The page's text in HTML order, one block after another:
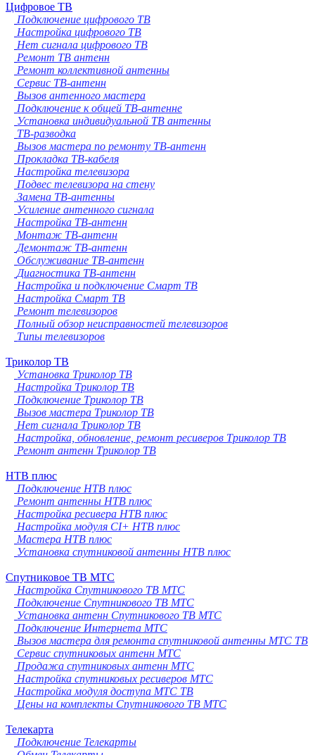
Цифровое ТВ
Подключение цифрового ТВ
Настройка цифрового ТВ
Нет сигнала цифрового ТВ
Ремонт ТВ антенн
Ремонт коллективной антенны
Сервис ТВ-антенн
Вызов антенного мастера
Подключение к общей ТВ-антенне
Установка индивидуальной ТВ антенны
ТВ-разводка
Вызов мастера по ремонту ТВ-антенн
Прокладка ТВ-кабеля
Настройка телевизора
Подвес телевизора на стену
Замена ТВ-антенны
Усиление антенного сигнала
Настройка ТВ-антенн
Монтаж ТВ-антенн
Демонтаж ТВ-антенн
Обслуживание ТВ-антенн
Диагностика ТВ-антенн
Настройка и подключение Смарт ТВ
Настройка Смарт ТВ
Ремонт телевизоров
Полный обзор неисправностей телевизоров
Типы телевизоров
Триколор ТВ
Установка Триколор ТВ
Настройка Триколор ТВ
Подключение Триколор ТВ
Вызов мастера Триколор ТВ
Нет сигнала Триколор ТВ
Настройка, обновление, ремонт ресиверов Триколор ТВ
Ремонт антенн Триколор ТВ
НТВ плюс
Подключение НТВ плюс
Ремонт антенны НТВ плюс
Настройка ресивера НТВ плюс
Настройка модуля CI+ НТВ плюс
Мастера НТВ плюс
Установка спутниковой антенны НТВ плюс
Спутниковое ТВ МТС
Настройка Спутникового ТВ МТС
Подключение Спутникового ТВ МТС
Установка антенн Спутникового ТВ МТС
Подключение Интернета МТС
Вызов мастера для ремонта спутниковой антенны МТС ТВ
Сервис спутниковых антенн МТС
Продажа спутниковых антенн МТС
Настройка спутниковых ресиверов МТС
Настройка модуля доступа МТС ТВ
Цены на комплекты Спутникового ТВ МТС
Телекарта
Подключение Телекарты